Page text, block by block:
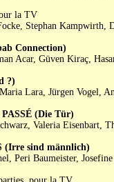
la TV
Stephan Kampwirth,
Connection)
Acar, Güven Kiraç,
?)
Lara, Jürgen Vogel,
(Die Tür)
Valeria Eisenbart,
(Irre sind männlich)
Peri Baumeister,